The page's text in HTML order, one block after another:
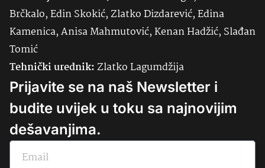
Brčkalo, Edin Skokić, Zlatko Dizdarević, Edina
Kamenica, Anisa Mahmutović, Kenan Hadžić, Slađan
Tomić
Tehnički urednik:Zlatko Lagumdžija
Prijavite se na naš Newsletter i
budite uvijek u toku sa najnovijim
dešavanjima.